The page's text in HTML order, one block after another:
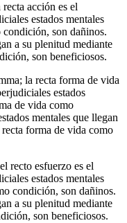
acción es el
estados mentales
son dañinos.
a su plenitud mediante
son beneficiosos.
la recta forma de vida
estados
de vida como
mentales que llegan
forma de vida como
recto esfuerzo es el
estados mentales
condición, son dañinos.
a su plenitud mediante
son beneficiosos.